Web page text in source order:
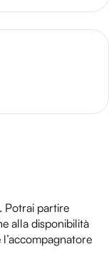
Potrai partire
alla disponibilità